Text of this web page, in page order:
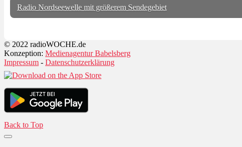
Radio Nordseewelle mit größerem Sendegebiet
© 2022 radioWOCHE.de
Konzeption: Medienagentur Babelsberg
Impressum - Datenschutzerklärung
Back to Top